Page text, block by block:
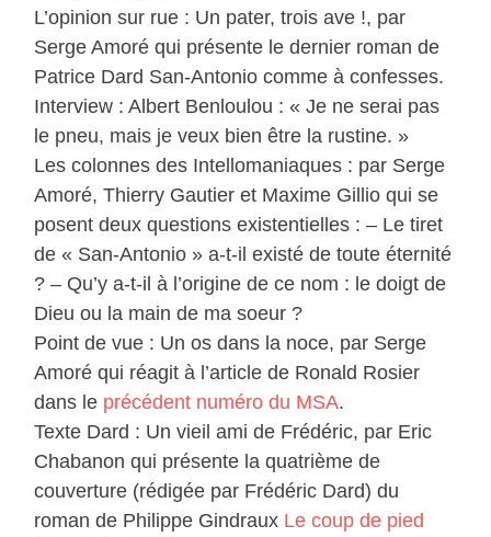
L’opinion sur rue : Un pater, trois ave !, par
Serge Amoré qui présente le dernier roman de
Patrice Dard San-Antonio comme à confesses.
Interview : Albert Benloulou : « Je ne serai pas
le pneu, mais je veux bien être la rustine. »
Les colonnes des Intellomaniaques : par Serge
Amoré, Thierry Gautier et Maxime Gillio qui se
posent deux questions existentielles : – Le tiret
de « San-Antonio » a-t-il existé de toute éternité
? – Qu’y a-t-il à l’origine de ce nom : le doigt de
Dieu ou la main de ma soeur ?
Point de vue : Un os dans la noce, par Serge
Amoré qui réagit à l’article de Ronald Rosier
dans le précédent numéro du MSA.
Texte Dard : Un vieil ami de Frédéric, par Eric
Chabanon qui présente la quatrième de
couverture (rédigée par Frédéric Dard) du
roman de Philippe Gindraux Le coup de pied